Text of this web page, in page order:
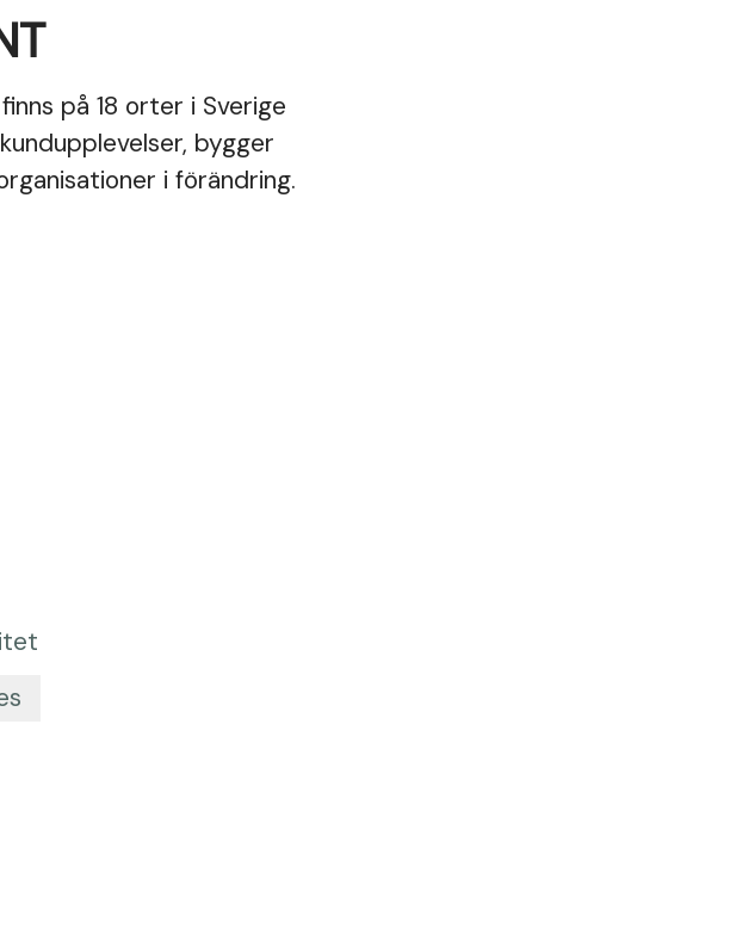
på 18 orter i Sverige
bygger
i förändring.